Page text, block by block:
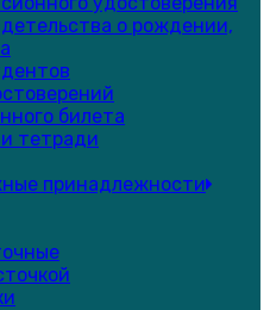
о рождении,
билета
тетради
принадлежности